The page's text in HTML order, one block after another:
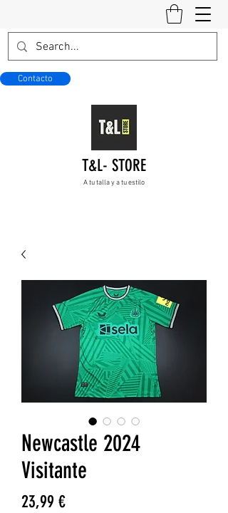
Contacto
T&L- STORE
A tu talla y a tu estilo
Newcastle 2024
Visitante
23,99 €Precio